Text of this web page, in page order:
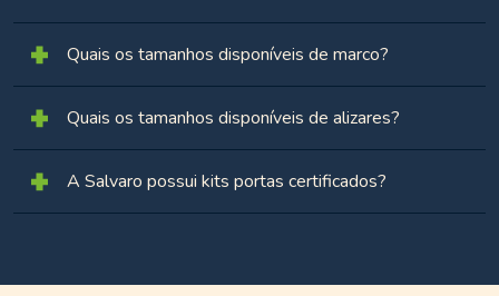
Quais os tamanhos disponíveis de marco?
Quais os tamanhos disponíveis de alizares?
A Salvaro possui kits portas certificados?